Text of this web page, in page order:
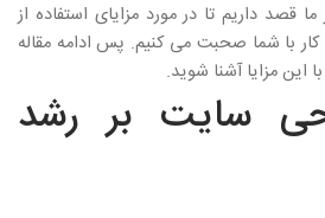
قصد داریم تا در مورد مزایای استفاده از
با شما صحبت می کنیم. پس ادامه مقاله
این مزایا آشنا شوید.
سایت بر رشد